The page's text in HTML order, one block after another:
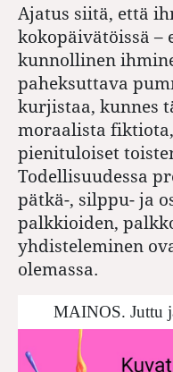
Ajatus siitä, että
kokopäivätöissä
kunnollinen
paheksuttava
kurjistaa, kunnes
moraalista
pienituloiset
Todellisuudessa
pätkä-, silppu- ja
palkkioiden,
yhdisteleminen
olemassa.
MAINOS. Juttu